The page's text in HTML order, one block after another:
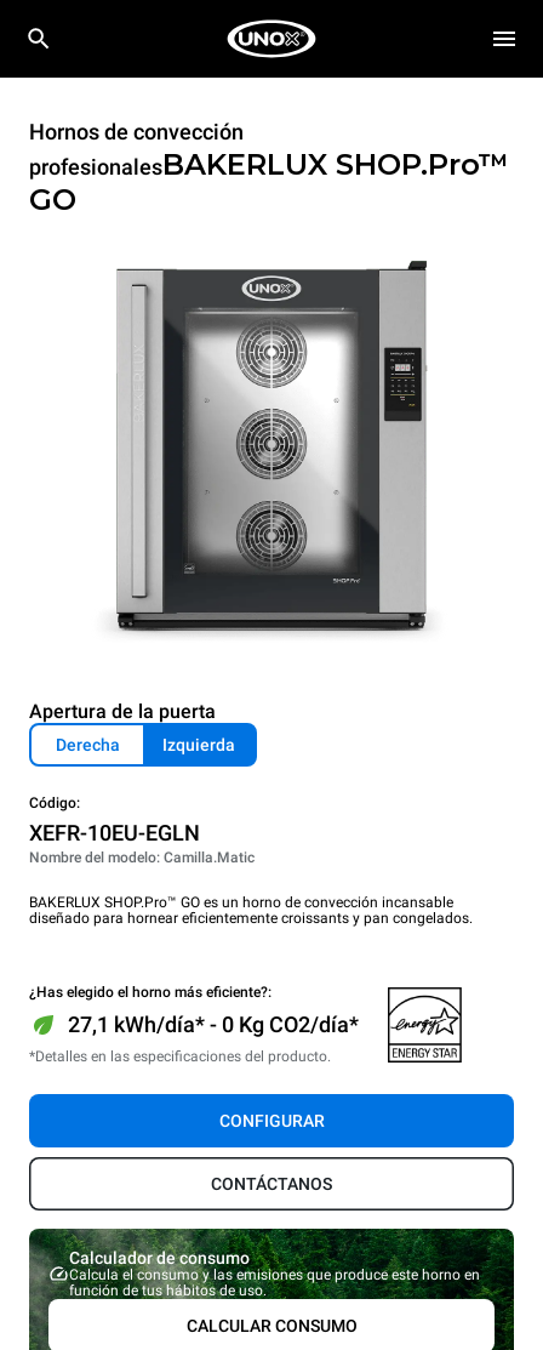
Hornos de convección
profesionalesBAKERLUX SHOP.Pro™
GO
Apertura de la puerta
Derecha Izquierda
Código:
XEFR-10EU-EGLN
Nombre del modelo: Camilla.Matic
BAKERLUX SHOP.Pro™ GO es un horno de convección incansable
diseñado para hornear eficientemente croissants y pan congelados.
¿Has elegido el horno más eficiente?:
27,1 kWh/día* - 0 Kg CO2/día*
*Detalles en las especificaciones del producto.
CONFIGURAR
CONTÁCTANOS
Calculador de consumo
Calcula el consumo y las emisiones que produce este horno en
función de tus hábitos de uso.
CALCULAR CONSUMO